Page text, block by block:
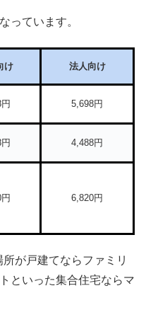
っています。
け 法人向け
5,698円
4,488円
6,820円
が戸建てならファミリ
といった集合住宅ならマ